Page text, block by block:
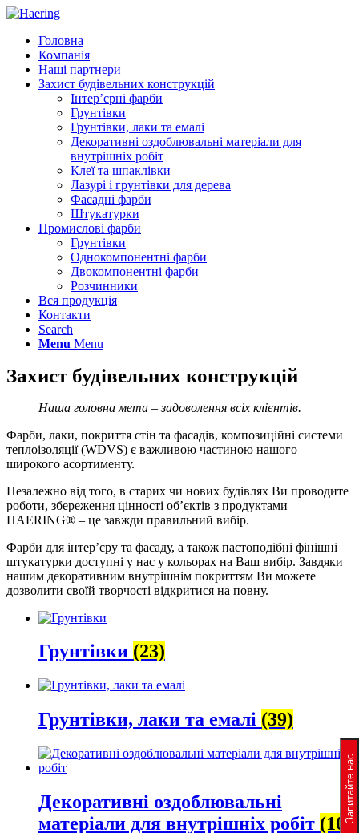
Головна
Компанія
Наші партнери
Захист будівельних конструкцій
Інтер’єрні фарби
Грунтівки
Грунтівки, лаки та емалі
Декоративні оздоблювальні матеріали для
внутрішніх робіт
Клеї та шпаклівки
Лазурі і грунтівки для дерева
Фасадні фарби
Штукатурки
Промислові фарби
Грунтівки
Однокомпонентні фарби
Двокомпонентні фарби
Розчинники
Вся продукція
Контакти
Search
Menu Menu
Захист будівельних конструкцій
Наша головна мета – задоволення всіх клієнтів.
Фарби, лаки, покриття стін та фасадів, композиційні системи
теплоізоляції (WDVS) є важливою частиною нашого
широкого асортименту.
Незалежно від того, в старих чи нових будівлях Ви проводите
роботи, збереження цінності об’єктів з продуктами
HAERING® – це завжди правильний вибір.
Фарби для інтер’єру та фасаду, а також пастоподібні фінішні
штукатурки доступні у нас у кольорах на Ваш вибір. Завдяки
нашим декоративним внутрішнім покриттям Ви можете
дозволити своїй творчості відкритися на повну.
Грунтівки (23)
Грунтівки, лаки та емалі (39)
Декоративні оздоблювальні
матеріали для внутрішніх робіт (10)
Запитайте нас